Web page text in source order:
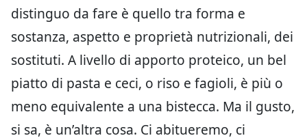
distinguo da fare è quello tra forma e
sostanza, aspetto e proprietà nutrizionali, dei
sostituti. A livello di apporto proteico, un bel
piatto di pasta e ceci, o riso e fagioli, è più o
meno equivalente a una bistecca. Ma il gusto,
si sa, è un’altra cosa. Ci abitueremo, ci